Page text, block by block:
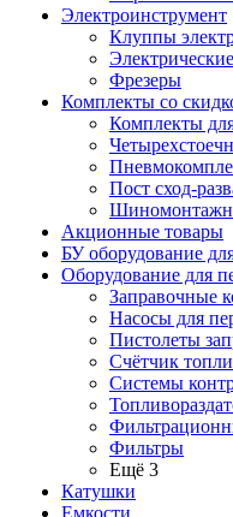
Электроинструмент
Клуппы
Фрезеры
Комплекты со
Комплекты
Пост сход-
Акционные товары
БУ оборудование
Оборудование для
Заправочные
Насосы для
Пистолеты
Счётчик
Системы
Фильтры
Ещё 3
Катушки
Емкости